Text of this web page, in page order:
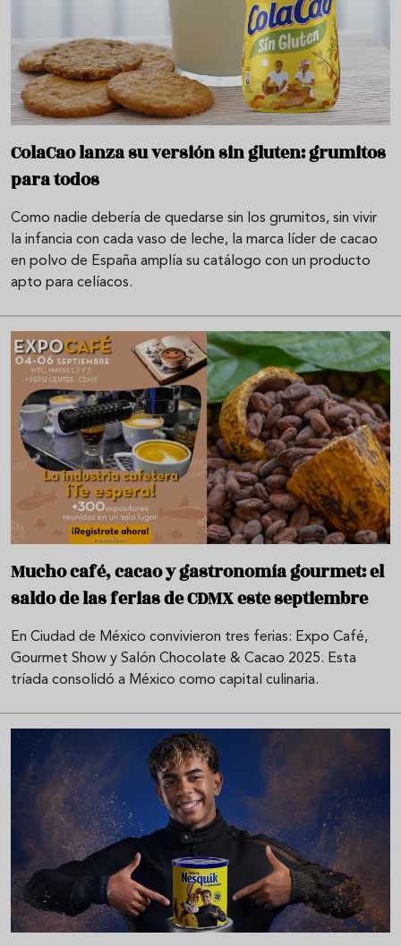
ColaCao lanza su versión sin gluten: grumitos
para todos
Como nadie debería de quedarse sin los grumitos, sin vivir
la infancia con cada vaso de leche, la marca líder de cacao
en polvo de España amplía su catálogo con un producto
apto para celíacos.
Mucho café, cacao y gastronomía gourmet: el
saldo de las ferias de CDMX este septiembre
En Ciudad de México convivieron tres ferias: Expo Café,
Gourmet Show y Salón Chocolate & Cacao 2025. Esta
tríada consolidó a México como capital culinaria.